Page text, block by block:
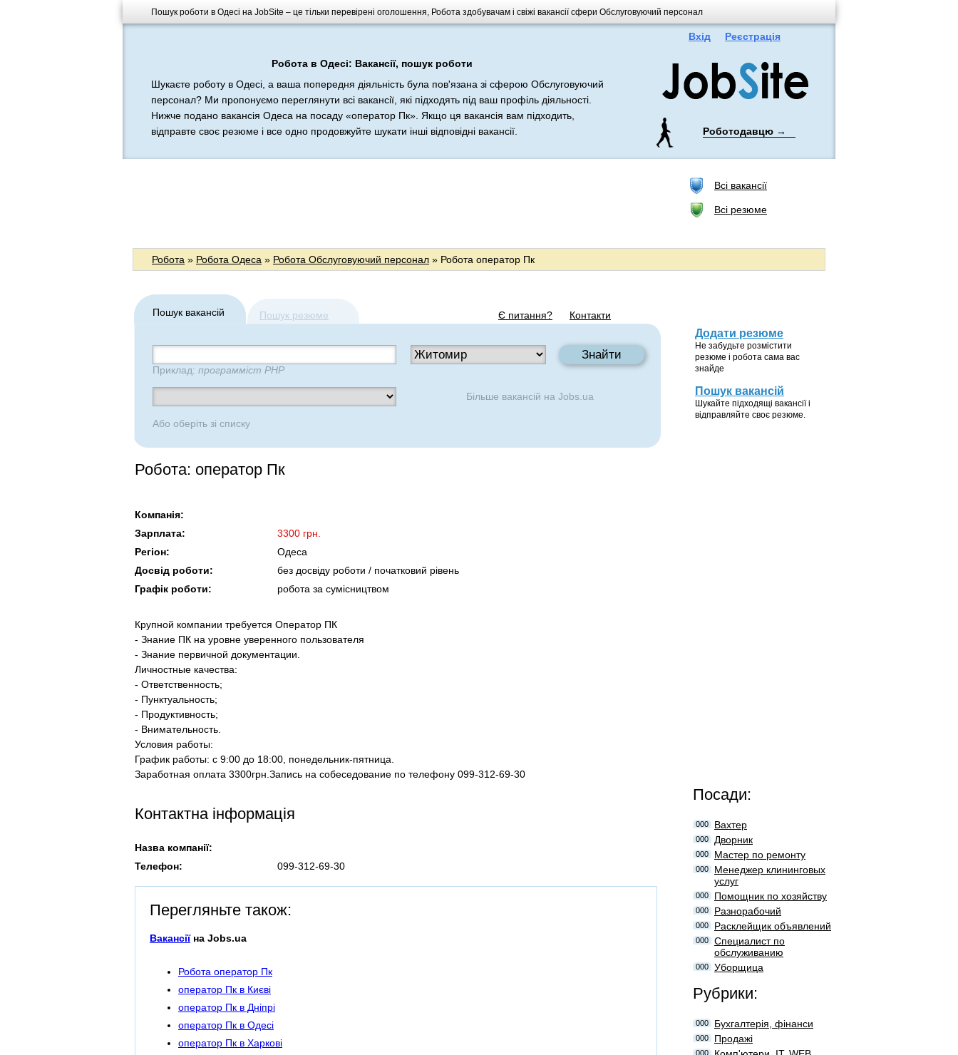
Пошук роботи в Одесі на JobSite – це тільки перевірені оголошення, Робота здобувачам і свіжі вакансії сфери Обслуговуючий персонал
Робота в Одесі: Вакансії, пошук роботи
Шукаєте роботу в Одесі, а ваша попередня діяльність була пов'язана зі сферою Обслуговуючий
персонал? Ми пропонуємо переглянути всі вакансії, які підходять під ваш профіль діяльності.
Нижче подано вакансія Одеса на посаду «оператор Пк». Якщо ця вакансія вам підходить,
відправте своє резюме і все одно продовжуйте шукати інші відповідні вакансії.
Вхід Реєстрація
Роботодавцю →
Всі вакансії
Всі резюме
Робота » Робота Одеса » Робота Обслуговуючий персонал » Робота оператор Пк
Пошук вакансій Пошук резюме Є питання? Контакти
Приклад: программіст PHP
Більше вакансій на Jobs.ua
Або оберіть зі списку
Додати резюме
Не забудьте розмістити
резюме і робота сама вас
знайде
Пошук вакансій
Шукайте підходящі вакансії і
відправляйте своє резюме.
Робота: оператор Пк
Компанія:
Зарплата:
3300 грн.
Регіон:
Одеса
Досвід роботи:
без досвіду роботи / початковий рівень
Графік роботи:
робота за сумісництвом
Крупной компании требуется Оператор ПК
- Знание ПК на уровне уверенного пользователя
- Знание первичной документации.
Личностные качества:
- Ответственность;
- Пунктуальность;
- Продуктивность;
- Внимательность.
Условия работы:
График работы: с 9:00 до 18:00, понедельник-пятница.
Заработная оплата 3300грн.Запись на собеседование по телефону 099-312-69-30
Контактна інформація
Назва компанії:
Телефон:
099-312-69-30
Перегляньте також:
Вакансіїна Jobs.ua
Робота оператор Пк
оператор Пк в Києві
оператор Пк в Дніпрі
оператор Пк в Одесі
оператор Пк в Харкові
Посади:
000 Вахтер
000 Дворник
000 Мастер по ремонту
000
Менеджер клининговых
услуг
000 Помощник по хозяйству
000 Разнорабочий
000 Расклейщик объявлений
000
Специалист по
обслуживанию
000 Уборщица
Рубрики:
000 Бухгалтерія, фінанси
000 Продажі
000